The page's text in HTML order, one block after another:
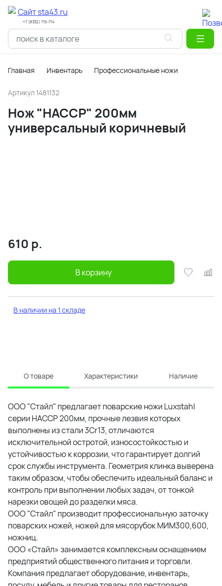
+7 (8332) 715-714
Главная Инвентарь Профессиональные ножи
Артикул 1481132
Нож "НАССР" 200мм
универсальный коричневый
610 р.
В корзину
В наличии на 1 складе
О товаре Характеристики Наличие
ООО "Стайл" предлагает поварские ножи Luxstahl
серии HACCP 200мм, прочные лезвия которых
выполнены из стали 3Cr13, отличаются
исключительной остротой, износостойкостью и
устойчивостью к коррозии, что гарантирует долгий
срок службы инструмента. Геометрия клинка выверена
таким образом, чтобы обеспечить идеальный баланс и
контроль при выполнении любых задач, от тонкой
нарезки овощей до разделки мяса.
ООО "Стайл" производит профессиональную заточку
поварских ножей, ножей для мясорубок МИМ300,600,
ножниц.
ООО «Стайл» занимается комплексным оснащением
предприятий общественного питания и торговли.
Компания предлагает оборудование, инвентарь,